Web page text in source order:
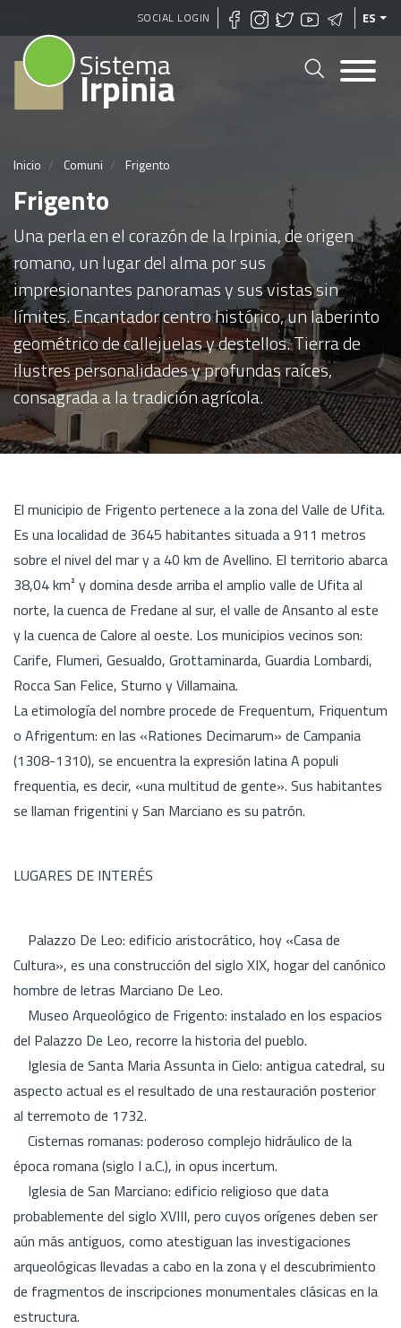
Pasar
al
SOCIAL LOGIN ES
Sistema
Irpinia
Inicio Comuni Frigento
Frigento
Una perla en el corazón de la Irpinia, de origen
romano, un lugar del alma por sus
impresionantes panoramas y sus vistas sin
límites. Encantador centro histórico, un laberinto
geométrico de callejuelas y destellos. Tierra de
ilustres personalidades y profundas raíces,
consagrada a la tradición agrícola.
El municipio de Frigento pertenece a la zona del Valle de Ufita.
Es una localidad de 3645 habitantes situada a 911 metros
sobre el nivel del mar y a 40 km de Avellino. El territorio abarca
38,04 km² y domina desde arriba el amplio valle de Ufita al
norte, la cuenca de Fredane al sur, el valle de Ansanto al este
y la cuenca de Calore al oeste. Los municipios vecinos son:
Carife, Flumeri, Gesualdo, Grottaminarda, Guardia Lombardi,
Rocca San Felice, Sturno y Villamaina.
La etimología del nombre procede de Frequentum, Friquentum
o Afrigentum: en las «Rationes Decimarum» de Campania
(1308-1310), se encuentra la expresión latina A populi
frequentia, es decir, «una multitud de gente». Sus habitantes
se llaman frigentini y San Marciano es su patrón.
LUGARES DE INTERÉS
Palazzo De Leo: edificio aristocrático, hoy «Casa de
Cultura», es una construcción del siglo XIX, hogar del canónico
hombre de letras Marciano De Leo.
Museo Arqueológico de Frigento: instalado en los espacios
del Palazzo De Leo, recorre la historia del pueblo.
Iglesia de Santa Maria Assunta in Cielo: antigua catedral, su
aspecto actual es el resultado de una restauración posterior
al terremoto de 1732.
Cisternas romanas: poderoso complejo hidráulico de la
época romana (siglo I a.C.), in opus incertum.
Iglesia de San Marciano: edificio religioso que data
probablemente del siglo XVIII, pero cuyos orígenes deben ser
aún más antiguos, como atestiguan las investigaciones
arqueológicas llevadas a cabo en la zona y el descubrimiento
de fragmentos de inscripciones monumentales clásicas en la
estructura.